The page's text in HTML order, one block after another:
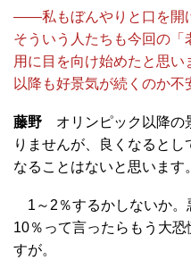
――私もぼんやりと口を開
そういう人たちも今回の
用に目を向け始めたと思
以降も好景気が続くのか不
藤野 オリンピック以降の
りませんが、良くなると
なることはないと思います。
1～2％するかしないか。
10％って言ったらもう大
すが。